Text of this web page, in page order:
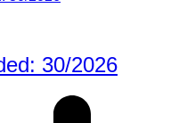
30/2026